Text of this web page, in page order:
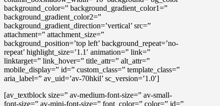
background_color=” background_gradient_color1=”
background_gradient_color2=”
background_gradient_direction=’vertical’ src=”
attachment=” attachment_size=”
background_position=’top left’ background_repeat=’no-
repeat’ highlight_size=’1.1′ animation=” link=”
linktarget=” link_hover=” title_attr=” alt_attr=”
mobile_display=” id=” custom_class=” template_class=”
aria_label=” av_uid=’av-70hkil’ sc_version=’1.0′]
[av_textblock size=” av-medium-font-size=” av-small-
font-size=” av-mini-font-size=” font_color=” color=” id=”